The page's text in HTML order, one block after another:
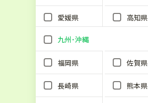
愛媛県 高知県
九州･沖縄
福岡県 佐賀県
長崎県 熊本県